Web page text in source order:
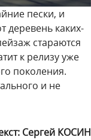
пески, и
деревень каких-
стараются
к релизу уже
поколения.
и не
Сергей КОСИН